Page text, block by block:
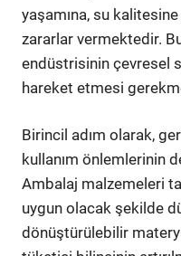
yaşamına, su
zararlar vermektedir.
endüstrisinin çevresel
hareket etmesi
Birincil adım olarak,
kullanım önlemlerinin
Ambalaj malzemeleri
uygun olacak şekilde
dönüştürülebilir